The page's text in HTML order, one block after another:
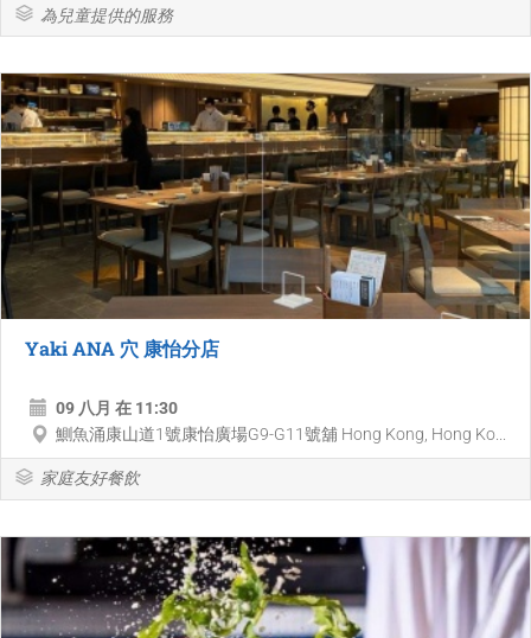
為兒童提供的服務
Yaki ANA 穴 康怡分店
09 八月 在 11:30
鰂魚涌康山道1號康怡廣場G9-G11號舖 Hong Kong, Hong Ko...
家庭友好餐飲